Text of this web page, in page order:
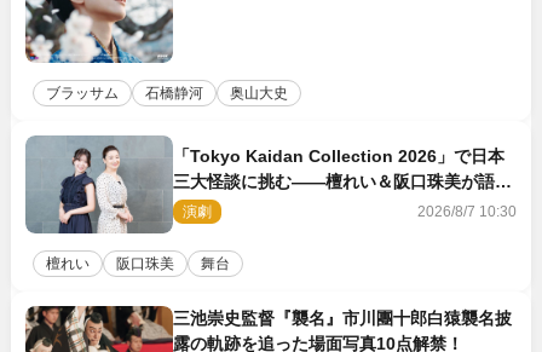
ブラッサム 石橋静河 奥山大史
「Tokyo Kaidan Collection 2026」で日本
三大怪談に挑む――檀れい＆阪口珠美が語る
「牡丹灯籠」の新たな魅力
演劇 2026/8/7 10:30
檀れい 阪口珠美 舞台
三池崇史監督『襲名』市川團十郎白猿襲名披
露の軌跡を追った場面写真10点解禁！